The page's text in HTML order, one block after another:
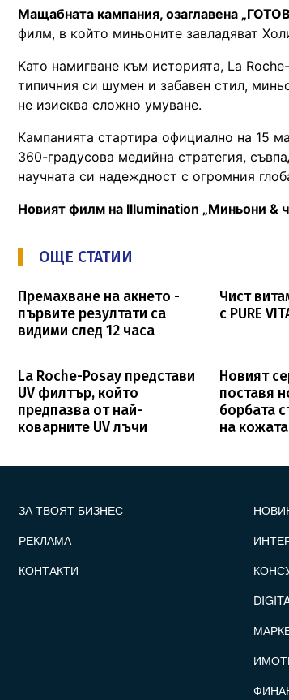
Мащабната кампания, озаглавена
филм, в който миньоните завладяват
Като намигване към историята, La
типичния си шумен и забавен стил,
не изисква сложно умуване.
Кампанията стартира официално на 15
360-градусова медийна стратегия,
научната си надеждност с огромния
Новият филм на Illumination „Миньони &
ОЩЕ СТАТИИ
Премахване на акнето -
първите резултати са
видими след 12 часа
Чист
с PURE
La Roche-Posay представи
UV филтър, който
предпазва от най-
коварните UV лъчи
Новият
поставя
борбата
на кожата
ЗА ТВОЯТ БИЗНЕС
РЕКЛАМА
КОНТАКТИ